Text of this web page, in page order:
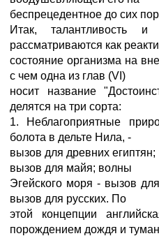
беспрецедентное до сих
Итак, талантливость и
рассматриваются как
состояние организма на
с чем одна из глав (VI)
носит название
делятся на три сорта:
1. Неблагоприятные
болота в дельте Нила, -
вызов для древних
вызов для майя; волны
Эгейского моря - вызов
вызов для русских. По
этой концепции
порождением дождя и